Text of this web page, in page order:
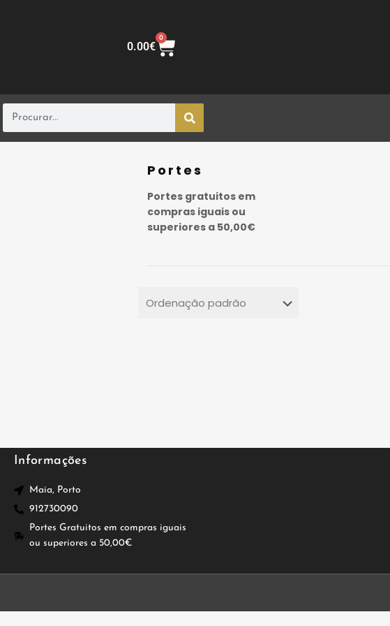
0.00€
0
Portes
Portes gratuitos em
compras iguais ou
superiores a 50,00€
Informações
Maia, Porto
912730090
Portes Gratuitos em compras iguais
ou superiores a 50,00€